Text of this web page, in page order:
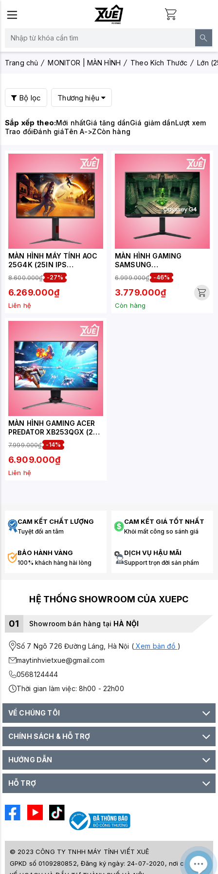
Trang chủ MONITOR | MÀN HÌNH Theo Kích Thước Lớn
Bộ lọc Thương hiệu
Sắp xếp theo:Mới nhấtGiá tăng dầnGiá giảm dầnLượt xem
Trao đổiĐánh giáTên A->ZCòn hàng
MÀN HÌNH MÁY TÍNH AOC
25G4K (25IN IPS
420HZ(OC))
8.600.000₫ -27%
6.269.000₫
Liên hệ
MÀN HÌNH GAMING
SAMSUNG
LS25BG400EEXXV (25
INCH/FHD/IPS/240HZ/1MS/
400
NITS/HDMI+DP+AUDIO/GS
YNC)
6.999.000₫ -46%
3.779.000₫
Còn hàng
MÀN HÌNH GAMING ACER
PREDATOR XB253QGX (25
INCH - IPS - 240HZ)
7.999.000₫ -14%
6.909.000₫
Liên hệ
CAM KẾT CHẤT LƯỢNG
Tuyệt đối an tâm
CAM KẾT GIÁ TỐT NHẤT
Khỏi mất công so sánh giá
BẢO HÀNH VÀNG
100% khách hàng hài lòng
DỊCH VỤ HẬU MÃI
Support trọn đời sản phẩm
HỆ THỐNG SHOWROOM CỦA XUEPC
01 Showroom bán hàng tại HÀ NỘI
Số 7 Ngõ 726 Đường Láng, Hà Nội (Xem bản đồ )
maytinhvietxue@gmail.com
0568124444
Thời gian làm việc: 8h00 - 22h00
VỀ CHÚNG TÔI
CHÍNH SÁCH & HỖ TRỢ
HƯỚNG DẪN
HỖ TRỢ
© 2023 CÔNG TY TNHH MÁY TÍNH VIẾT XUÊ
GPKD số 0109280852, Đăng ký ngày: 24-07-2020, nơi cấp SỞ